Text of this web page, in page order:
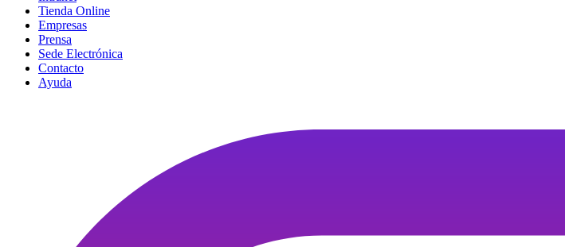
Tienda Online
Empresas
Prensa
Sede Electrónica
Contacto
Ayuda